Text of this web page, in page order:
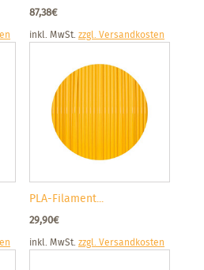
87,38€
inkl. MwSt. zzgl. Versandkosten
PLA-Filament...
29,90€
inkl. MwSt. zzgl. Versandkosten